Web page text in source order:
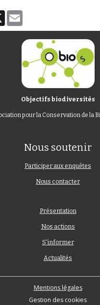
X
Objectifs biodiversités
pour la Conservation de la
Nous soutenir
Participer aux enquêtes
Nous contacter
Présentation
Nos actions
S'informer
Actualités
Mentions légales
Gestion des cookies